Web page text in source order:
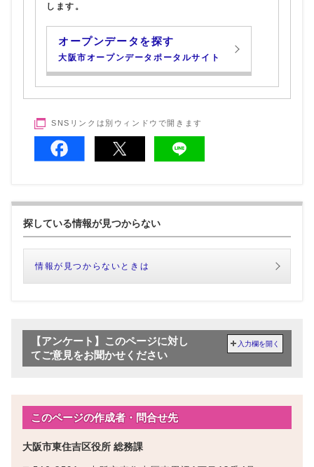
します。
オープンデータを探す
大阪市オープンデータポータルサイト
SNSリンクは別ウィンドウで開きます
探している情報が見つからない
情報が見つからないときは
【アンケート】このページに対し
てご意見をお聞かせください
入力欄を開く
このページの作成者・問合せ先
大阪市東住吉区役所 総務課